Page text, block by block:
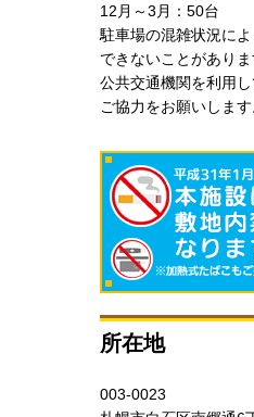
12月～3月：50台
駐車場の混雑状況に
できないことがありま
公共交通機関を利用
ご協力をお願いします
所在地
003-0023